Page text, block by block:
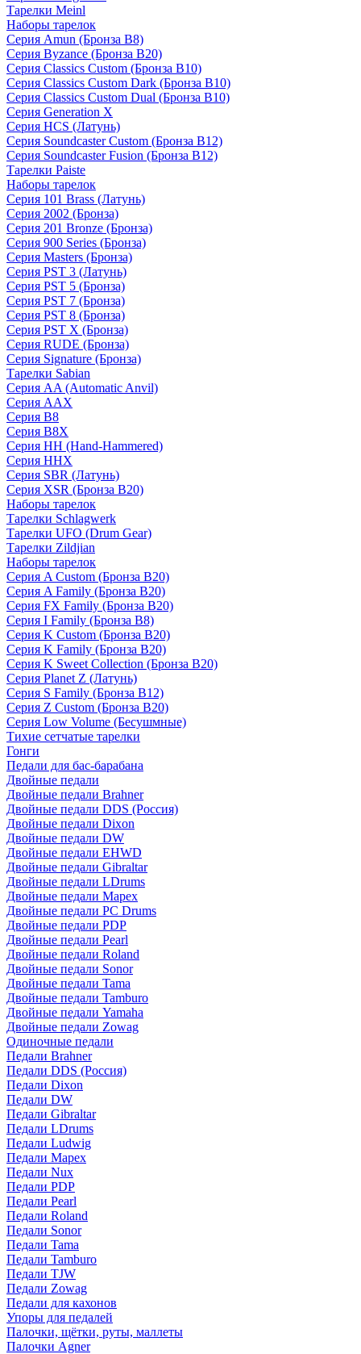
Тарелки Meinl
Наборы тарелок
Серия Amun (Бронза B8)
Серия Byzance (Бронза B20)
Серия Classics Custom (Бронза B10)
Серия Classics Custom Dark (Бронза B10)
Серия Classics Custom Dual (Бронза B10)
Серия Generation X
Серия HCS (Латунь)
Серия Soundcaster Custom (Бронза B12)
Серия Soundcaster Fusion (Бронза B12)
Тарелки Paiste
Наборы тарелок
Серия 101 Brass (Латунь)
Серия 2002 (Бронза)
Серия 201 Bronze (Бронза)
Серия 900 Series (Бронза)
Серия Masters (Бронза)
Серия PST 3 (Латунь)
Серия PST 5 (Бронза)
Серия PST 7 (Бронза)
Серия PST 8 (Бронза)
Серия PST X (Бронза)
Серия RUDE (Бронза)
Серия Signature (Бронза)
Тарелки Sabian
Серия AA (Automatic Anvil)
Серия AAX
Серия B8
Серия B8X
Серия HH (Hand-Hammered)
Серия HHX
Серия SBR (Латунь)
Серия XSR (Бронза B20)
Наборы тарелок
Тарелки Schlagwerk
Тарелки UFO (Drum Gear)
Тарелки Zildjian
Наборы тарелок
Серия A Custom (Бронза B20)
Серия A Family (Бронза B20)
Серия FX Family (Бронза B20)
Серия I Family (Бронза B8)
Серия K Custom (Бронза B20)
Серия K Family (Бронза B20)
Серия K Sweet Collection (Бронза B20)
Серия Planet Z (Латунь)
Серия S Family (Бронза B12)
Серия Z Custom (Бронза B20)
Серия Low Volume (Бесушмные)
Тихие сетчатые тарелки
Гонги
Педали для бас-барабана
Двойные педали
Двойные педали Brahner
Двойные педали DDS (Россия)
Двойные педали Dixon
Двойные педали DW
Двойные педали EHWD
Двойные педали Gibraltar
Двойные педали LDrums
Двойные педали Mapex
Двойные педали PC Drums
Двойные педали PDP
Двойные педали Pearl
Двойные педали Roland
Двойные педали Sonor
Двойные педали Tama
Двойные педали Tamburo
Двойные педали Yamaha
Двойные педали Zowag
Одиночные педали
Педали Brahner
Педали DDS (Россия)
Педали Dixon
Педали DW
Педали Gibraltar
Педали LDrums
Педали Ludwig
Педали Mapex
Педали Nux
Педали PDP
Педали Pearl
Педали Roland
Педали Sonor
Педали Tama
Педали Tamburo
Педали TJW
Педали Zowag
Педали для кахонов
Упоры для педалей
Палочки, щётки, руты, маллеты
Палочки Agner